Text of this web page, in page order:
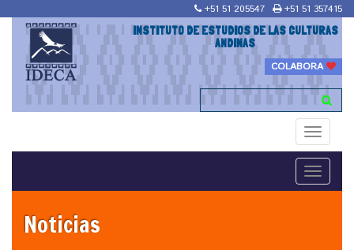
+51 51 205547 +51 51 357415
INSTITUTO DE ESTUDIOS DE LAS CULTURAS
ANDINAS
COLABORA
Toggle
Toggle
Noticias